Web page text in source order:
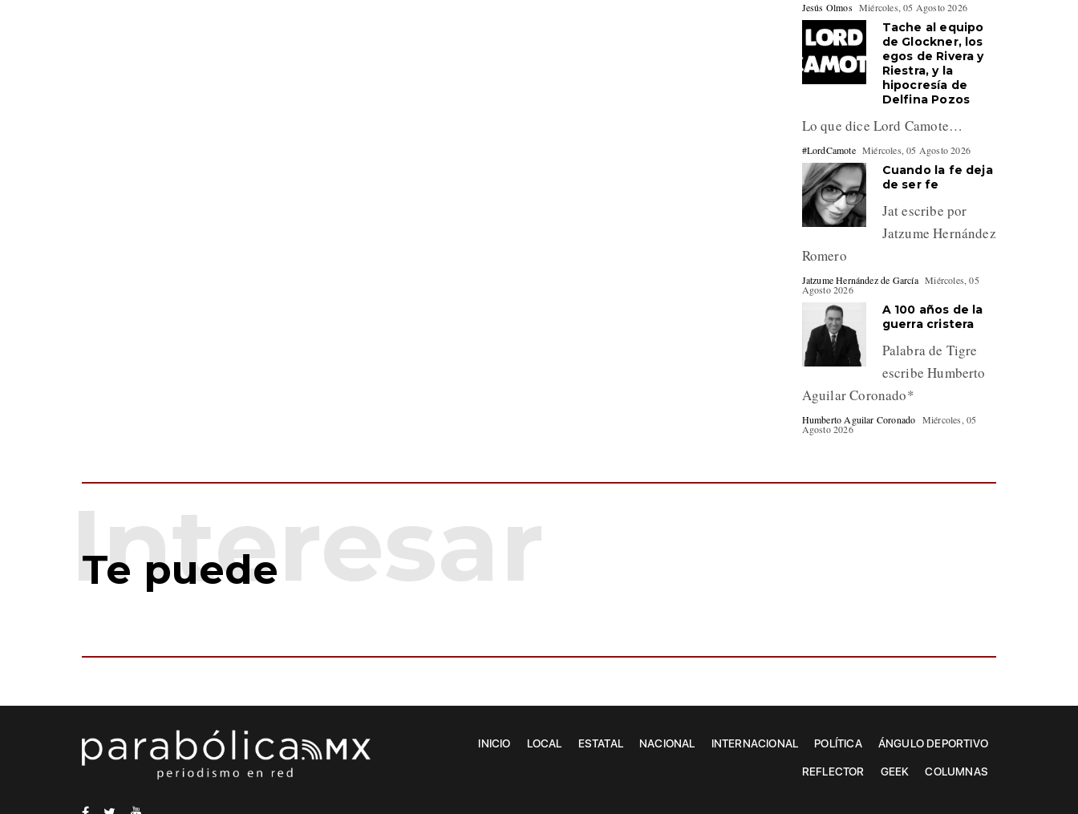
Jesús Olmos Miércoles, 05 Agosto 2026
Tache al equipo
de Glockner, los
egos de Rivera y
Riestra, y la
hipocresía de
Delfina Pozos
Lo que dice Lord Camote…
#LordCamote Miércoles, 05 Agosto 2026
Cuando la fe deja
de ser fe
Jat escribe por
Jatzume Hernández
Romero
Jatzume Hernández de García Miércoles, 05
Agosto 2026
A 100 años de la
guerra cristera
Palabra de Tigre
escribe Humberto
Aguilar Coronado*
Humberto Aguilar Coronado Miércoles, 05
Agosto 2026
Te puede
INICIO LOCAL ESTATAL NACIONAL INTERNACIONAL POLÍTICA ÁNGULO DEPORTIVO
REFLECTOR GEEK COLUMNAS